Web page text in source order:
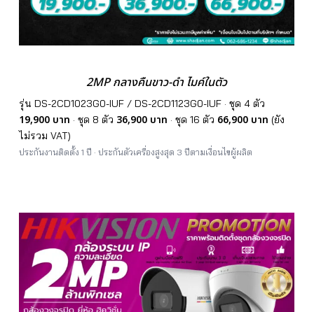
2MP กลางคืนขาว-ดำ ไมค์ในตัว
รุ่น DS-2CD1023G0-IUF / DS-2CD1123G0-IUF · ชุด 4 ตัว
19,900 บาท · ชุด 8 ตัว 36,900 บาท · ชุด 16 ตัว 66,900 บาท (ยัง
ไม่รวม VAT)
ประกันงานติดตั้ง 1 ปี · ประกันตัวเครื่องสูงสุด 3 ปีตามเงื่อนไขผู้ผลิต